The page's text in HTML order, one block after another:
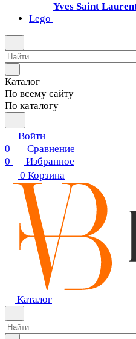
Yves Saint
Lego
Каталог
По всему сайту
По каталогу
Войти
0
Сравнение
0
Избранное
0 Корзина
Каталог